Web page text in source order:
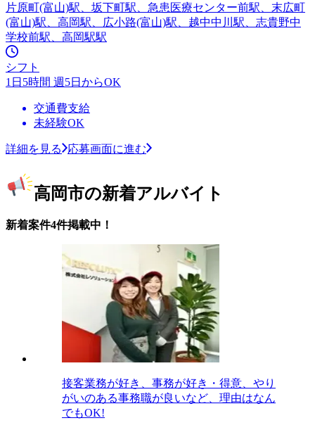
片原町(富山)駅、坂下町駅、急患医療センター前駅、末広町
(富山)駅、高岡駅、広小路(富山)駅、越中中川駅、志貴野中
学校前駅、高岡駅駅
シフト
1日5時間 週5日からOK
交通費支給
未経験OK
詳細を見る 応募画面に進む
高岡市の新着アルバイト
新着案件4件掲載中！
接客業務が好き、事務が好き・得意、やり
がいのある事務職が良いなど、理由はなん
でもOK!